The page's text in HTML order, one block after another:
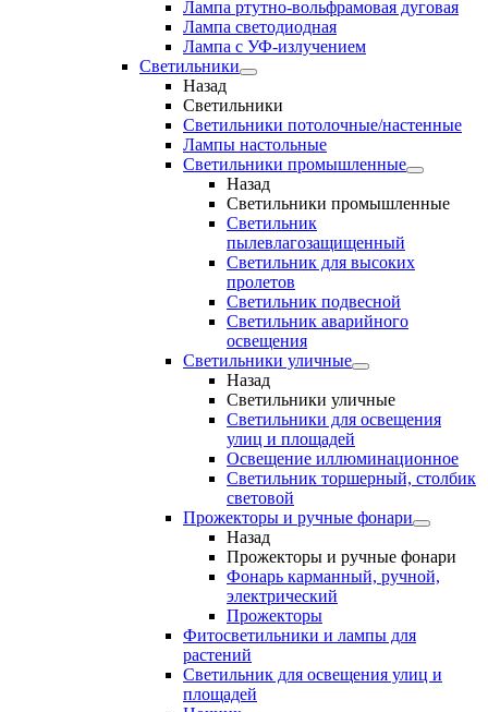
Лампа ртутно-вольфрамовая дуговая
Лампа светодиодная
Лампа с УФ-излучением
Светильники
Назад
Светильники
Светильники потолочные/настенные
Лампы настольные
Светильники промышленные
Назад
Светильники промышленные
Светильник
пылевлагозащищенный
Светильник для высоких
пролетов
Светильник подвесной
Светильник аварийного
освещения
Светильники уличные
Назад
Светильники уличные
Светильники для освещения
улиц и площадей
Освещение иллюминационное
Светильник торшерный, столбик
световой
Прожекторы и ручные фонари
Назад
Прожекторы и ручные фонари
Фонарь карманный, ручной,
электрический
Прожекторы
Фитосветильники и лампы для
растений
Светильник для освещения улиц и
площадей